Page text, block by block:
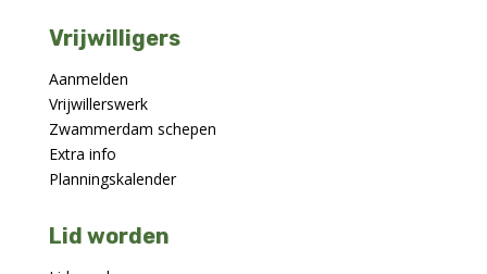
Vrijwilligers
Aanmelden
Vrijwillerswerk
Zwammerdam schepen
Extra info
Planningskalender
Lid worden